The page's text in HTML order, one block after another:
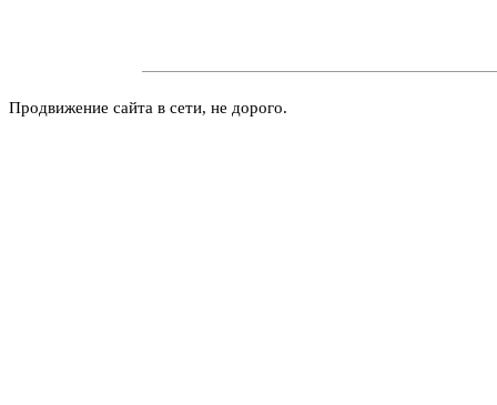
Продвижение сайта в сети, не дорого.